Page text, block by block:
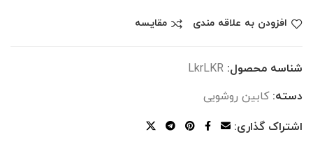
افزودن به علاقه مندی مقایسه
شناسه محصول: LkrLKR
دسته:کابین روشویی
اشتراک گذاری: